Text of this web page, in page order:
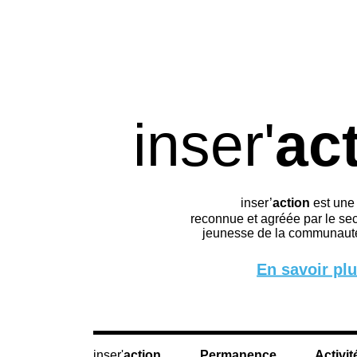
inser'
inser’action est
reconnue et agréée par le
jeunesse de la
En savoir